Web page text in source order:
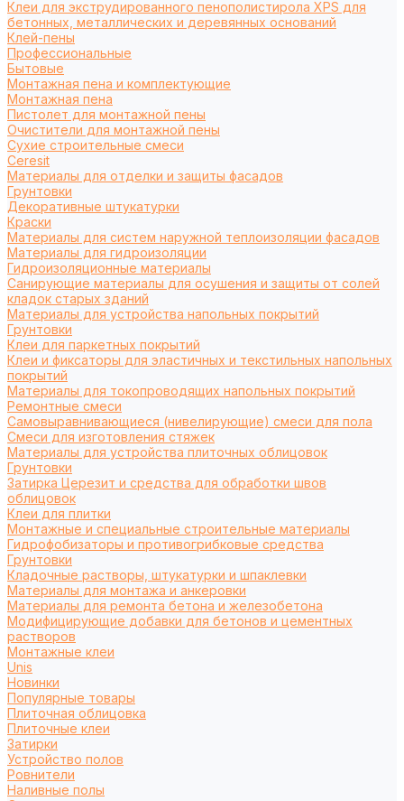
Клеи для экструдированного пенополистирола XPS для
бетонных, металлических и деревянных оснований
Клей-пены
Профессиональные
Бытовые
Монтажная пена и комплектующие
Монтажная пена
Пистолет для монтажной пены
Очистители для монтажной пены
Сухие строительные смеси
Ceresit
Материалы для отделки и защиты фасадов
Грунтовки
Декоративные штукатурки
Краски
Материалы для систем наружной теплоизоляции фасадов
Материалы для гидроизоляции
Гидроизоляционные материалы
Санирующие материалы для осушения и защиты от солей
кладок старых зданий
Материалы для устройства напольных покрытий
Грунтовки
Клеи для паркетных покрытий
Клеи и фиксаторы для эластичных и текстильных напольных
покрытий
Материалы для токопроводящих напольных покрытий
Ремонтные смеси
Самовыравнивающиеся (нивелирующие) смеси для пола
Смеси для изготовления стяжек
Материалы для устройства плиточных облицовок
Грунтовки
Затирка Церезит и средства для обработки швов
облицовок
Клеи для плитки
Монтажные и специальные строительные материалы
Гидрофобизаторы и противогрибковые средства
Грунтовки
Кладочные растворы, штукатурки и шпаклевки
Материалы для монтажа и анкеровки
Материалы для ремонта бетона и железобетона
Модифицирующие добавки для бетонов и цементных
растворов
Монтажные клеи
Unis
Новинки
Популярные товары
Плиточная облицовка
Плиточные клеи
Затирки
Устройство полов
Ровнители
Наливные полы